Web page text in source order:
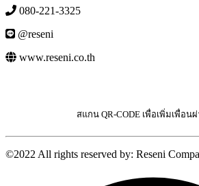
080-221-3325
@reseni
www.reseni.co.th
สแกน QR-CODE เพื่อเพิ่มเพื่อน
©2022 All rights reserved by: Reseni